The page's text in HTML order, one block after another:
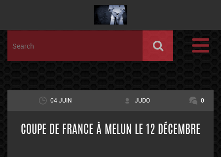
04 JUIN JUDO 0
COUPE DE FRANCE À MELUN LE 12 DÉCEMBRE